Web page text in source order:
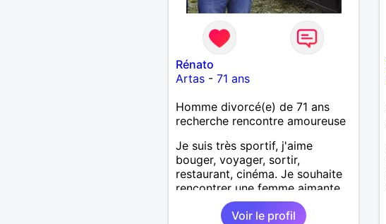
Rénato
Artas- 71 ans
Homme divorcé(e) de 71 ans
recherche rencontre amoureuse
Je suis très sportif, j'aime
bouger, voyager, sortir,
restaurant, cinéma. Je souhaite
rencontrer une femme aimante
pour, partager, aimer et la
rendre heureuse.Voir le profil